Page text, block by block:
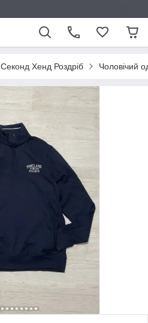
Секонд Хенд Роздріб Чоловічий